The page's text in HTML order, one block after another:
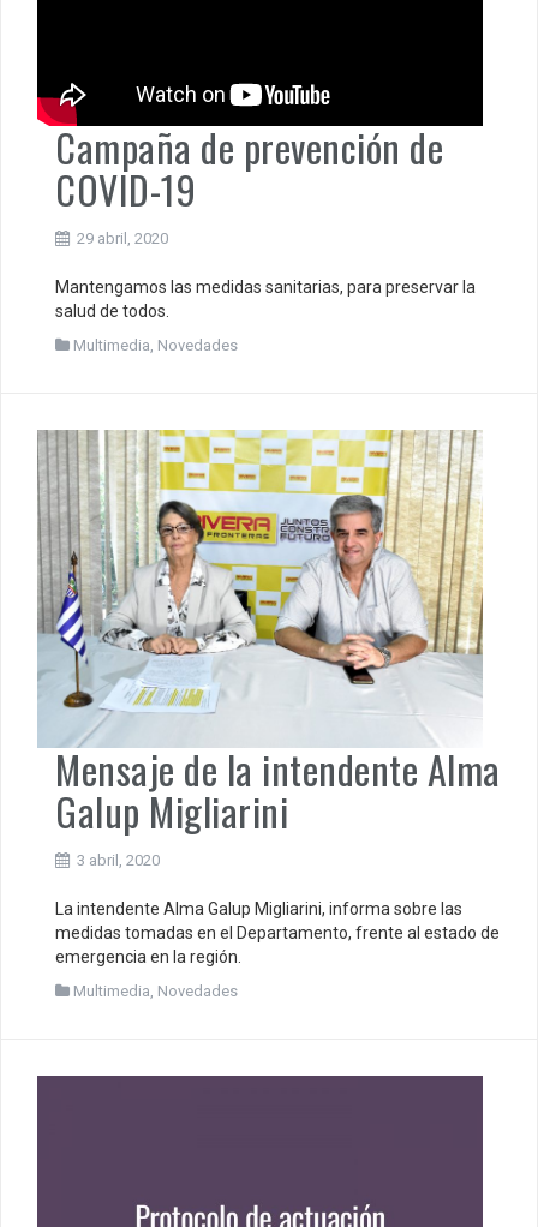
Campaña de prevención de
COVID-19
29 abril, 2020
Mantengamos las medidas sanitarias, para preservar la
salud de todos.
Multimedia Novedades
Mensaje de la intendente Alma
Galup Migliarini
3 abril, 2020
La intendente Alma Galup Migliarini, informa sobre las
medidas tomadas en el Departamento, frente al estado de
emergencia en la región.
Multimedia Novedades